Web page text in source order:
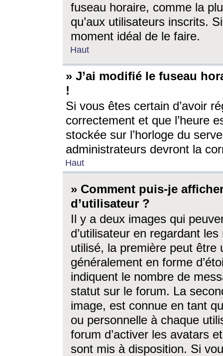
fuseau horaire, comme la
qu’aux utilisateurs inscrits.
moment idéal de le faire.
Haut
» J’ai modifié le fuseau
!
Si vous êtes certain d’avoir
correctement et que l’heure
stockée sur l’horloge du
administrateurs devront la
Haut
» Comment puis-je
d’utilisateur ?
Il y a deux images qui
d’utilisateur en regardant
utilisé, la première peut être
généralement en forme
indiquent le nombre de
statut sur le forum. La
image, est connue en tant
ou personnelle à chaque
forum d’activer les avatars
sont mis à disposition. Si